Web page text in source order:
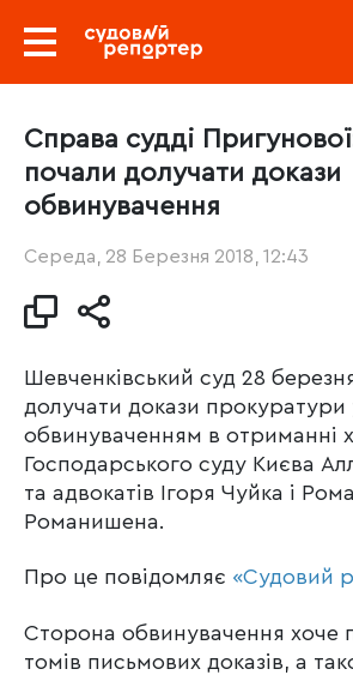
Справа судді
почали долучати докази
обвинувачення
Середа, 28 Березня 2018, 12:43
Шевченківський суд 28
долучати докази прокуратури
обвинуваченням в отриманні
Господарського суду Києва
та адвокатів Ігоря Чуйка і
Романишена.
Про це повідомляє «Судовий
Сторона обвинувачення хоче
томів письмових доказів, а